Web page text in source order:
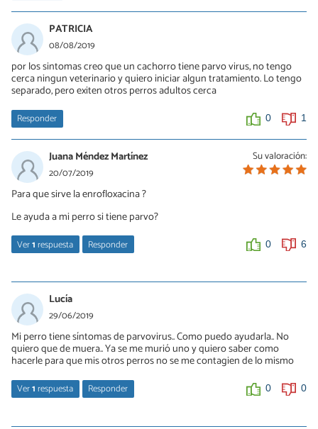
22/04/2021
Me podrás ayudar lleve Ami perra al veterinario y me dice que la
ospitalice pero no tengo tantos recursos me podrías ayudar con
la receta de tu perro el mío puede tener parvovirus por favor
PATRICIA
08/08/2019
por los sintomas creo que un cachorro tiene parvo virus, no tengo
cerca ningun veterinario y quiero iniciar algun tratamiento. Lo tengo
separado, pero exiten otros perros adultos cerca
Responder 0 1
Su valoración:
Juana Méndez Martínez
20/07/2019
Para que sirve la enrofloxacina ?
Le ayuda a mi perro si tiene parvo?
Ver1respuesta Responder 0 6
27/07/2019
Si usted no sabe el mecanismo de acción, por favor no juegue a
ser veterinario y llévele a un veterinario.
0
Lucía
29/06/2019
Mi perro tiene síntomas de parvovirus.. Como puedo ayudarla.. No
quiero que de muera.. Ya se me murió uno y quiero saber como
hacerle para que mis otros perros no se me contagien de lo mismo
Ver1respuesta Responder 0 0